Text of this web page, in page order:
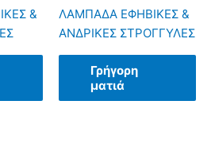
&
ΛΑΜΠΑΔΑ ΕΦΗΒΙΚΕΣ &
ΑΝΔΡΙΚΕΣ ΣΤΡΟΓΓΥΛΕΣ
Γρήγορη
ματιά